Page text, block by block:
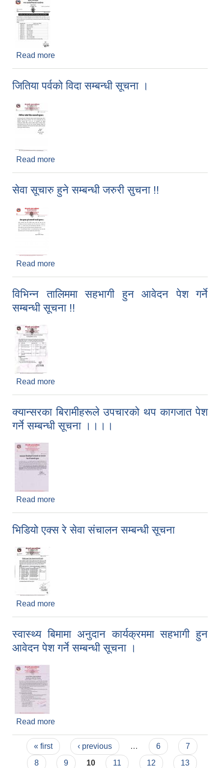
Read more
जितिया पर्वको विदा सम्बन्धी सूचना ।
Read more
सेवा सूचारु हुने सम्बन्धी जरुरी सुचना !!
Read more
विभिन्न तालिममा सहभागी हुन आवेदन पेश गर्ने
सम्बन्धी सूचना !!
Read more
क्यान्सरका बिरामीहरूले उपचारको थप कागजात पेश
गर्ने सम्बन्धी सूचना ।।।।
Read more
भिडियो एक्स रे सेवा संचालन सम्बन्धी सूचना
Read more
स्वास्थ्य बिमामा अनुदान कार्यक्रममा सहभागी हुन
आवेदन पेश गर्ने सम्बन्धी सूचना ।
Read more
Pages
« first ‹ previous … 6
7
8
9 10 11 12 13